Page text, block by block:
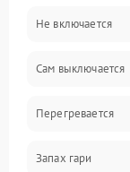
Не включается
Сам выключается
Перегревается
Запах гари